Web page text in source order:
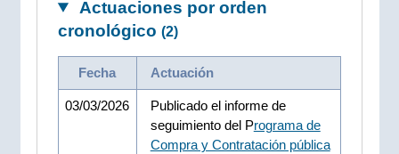
Actuaciones por orden
cronológico (2)
Fecha Actuación
03/03/2026
Publicado el informe de
seguimiento del Programa de
Compra y Contratación pública